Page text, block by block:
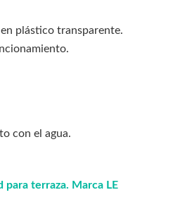
plástico transparente.
con el agua.
terraza. Marca LE